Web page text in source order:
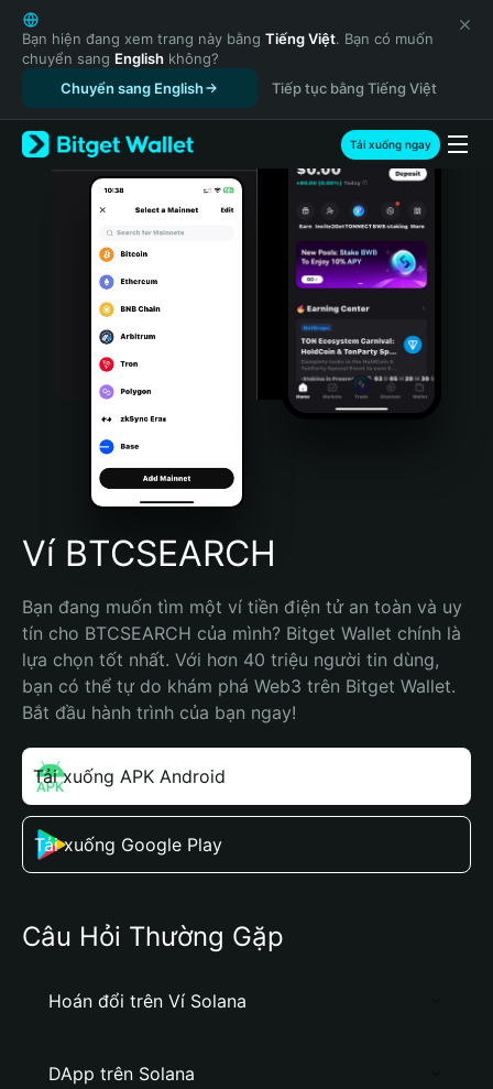
English
日本語
Tiếng Việt
Русский
Español (Latinoamérica)
Türkçe
Italiano
Português (Portugal)
Bahasa Indonesia
Português (Brasil)
Español (Argentina)
Bạn hiện đang xem trang này bằng Tiếng Việt. Bạn có muốn
chuyển sang English không?
Chuyển sang English
Tiếp tục bằng Tiếng Việt
Tải xuống ngay
Ví BTCSEARCH
Bạn đang muốn tìm một ví tiền điện tử an toàn và uy
tín cho BTCSEARCH của mình? Bitget Wallet chính là
lựa chọn tốt nhất. Với hơn 40 triệu người tin dùng,
bạn có thể tự do khám phá Web3 trên Bitget Wallet.
Bắt đầu hành trình của bạn ngay!
Tải xuống APK Android
Tải xuống Google Play
Câu Hỏi Thường Gặp
Hoán đổi trên Ví Solana
DApp trên Solana